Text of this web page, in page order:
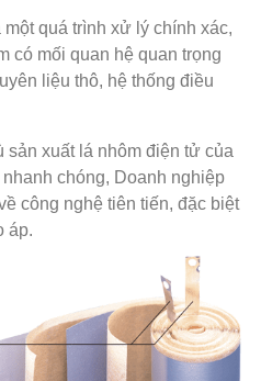
quá trình xử lý chính xác,
có mối quan hệ quan trọng
liệu thô, hệ thống điều
sản xuất lá nhôm điện tử của
chóng, Doanh nghiệp
công nghệ tiên tiến, đặc biệt
áp.